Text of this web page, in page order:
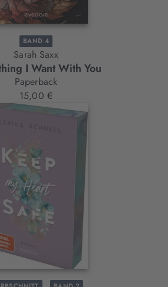
BAND 4
Sarah Saxx
I Want With You
Paperback
15,00 €